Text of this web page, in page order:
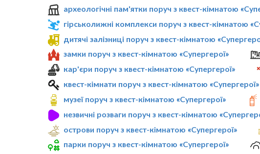
археологічні пам'ятки поруч з квест-кімнатою
гірськолижні комплекси поруч з квест-кімнатою
дитячі залізниці поруч з квест-кімнатою
замки поруч з квест-кімнатою «Супергерої»
кар'єри поруч з квест-кімнатою «Супергерої»
квест-кімнати поруч з квест-кімнатою «Супергерої»
музеї поруч з квест-кімнатою «Супергерої»
незвичні розваги поруч з квест-кімнатою
острови поруч з квест-кімнатою «Супергерої»
парки поруч з квест-кімнатою «Супергерої»